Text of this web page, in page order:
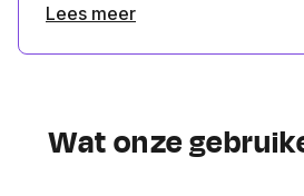
Lees meer
Wat onze